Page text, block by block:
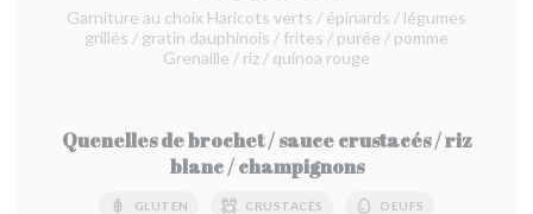
Garniture au choix Haricots verts / épinards / légumes
grillés / gratin dauphinois / frites / purée / pomme
Grenaille / riz / quinoa rouge
Quenelles de brochet / sauce crustacés / riz
blanc / champignons
GLUTEN CRUSTACÉS OEUFS